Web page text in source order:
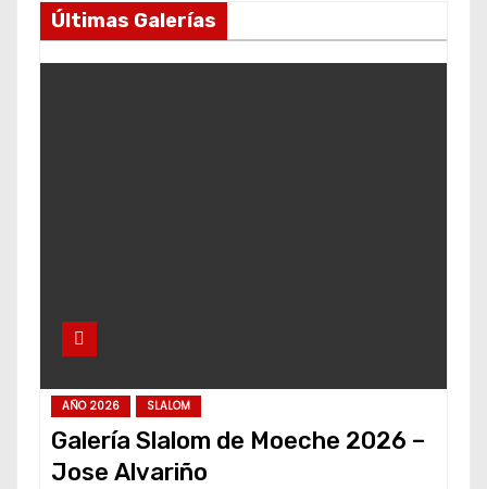
Últimas Galerías
AÑO 2026 SLALOM
Galería Slalom de Moeche 2026 –
Jose Alvariño